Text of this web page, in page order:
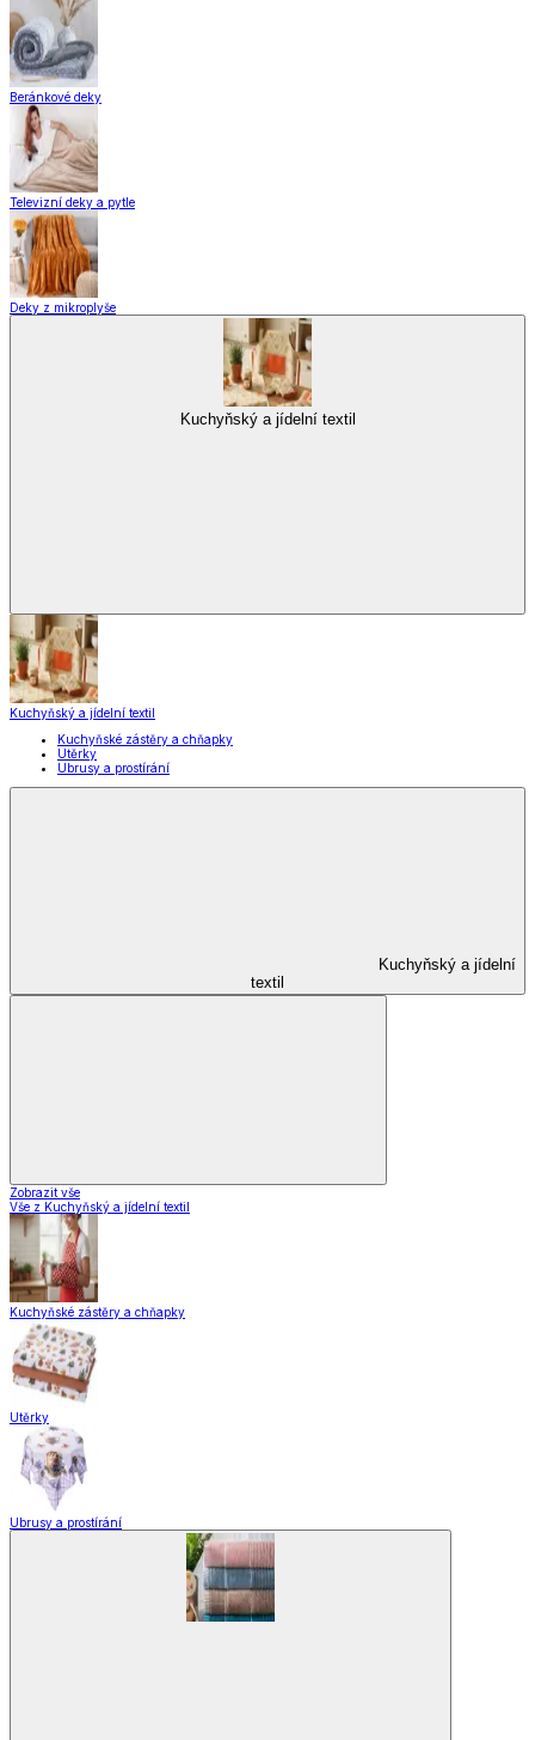
Beránkové deky
Televizní deky a pytle
Deky z mikroplyše
Kuchyňský a jídelní textil
Kuchyňský a jídelní textil
Kuchyňské zástěry a chňapky
Utěrky
Ubrusy a prostírání
Kuchyňský a jídelní
textil
Zobrazit vše
Vše z Kuchyňský a jídelní textil
Kuchyňské zástěry a chňapky
Utěrky
Ubrusy a prostírání